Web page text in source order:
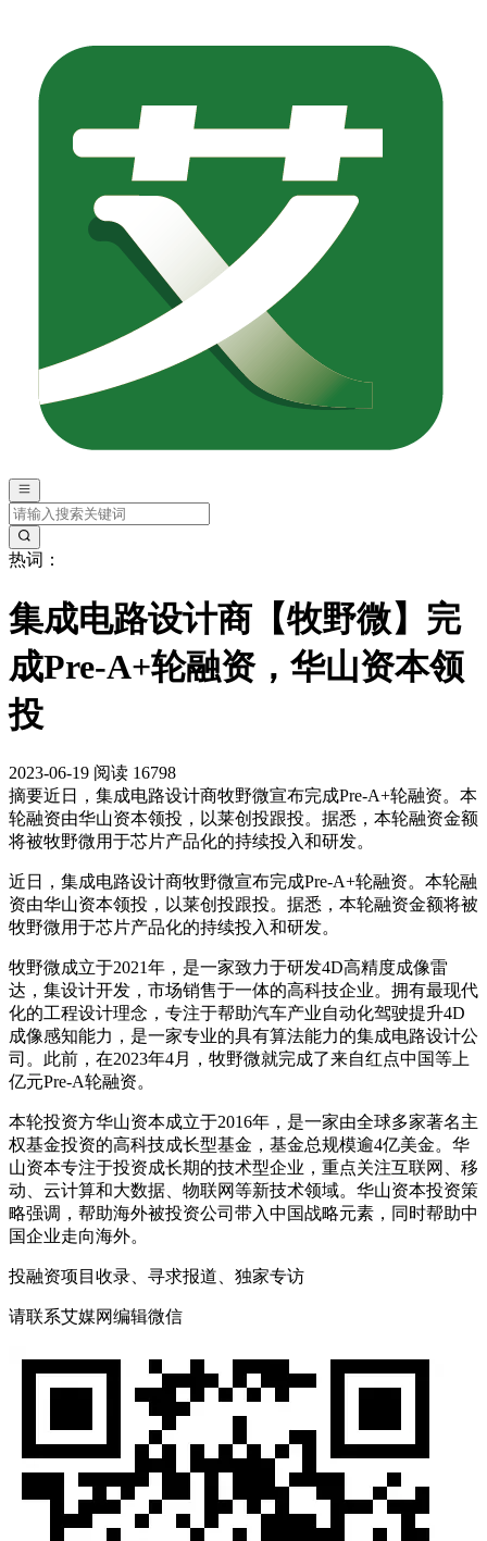
热词：
集成电路设计商【牧野微】完
成Pre-A+轮融资，华山资本领
投
2023-06-19 阅读 16798
摘要近日，集成电路设计商牧野微宣布完成Pre-A+轮融资。本
轮融资由华山资本领投，以莱创投跟投。据悉，本轮融资金额
将被牧野微用于芯片产品化的持续投入和研发。
近日，集成电路设计商牧野微宣布完成Pre-A+轮融资。本轮融
资由华山资本领投，以莱创投跟投。据悉，本轮融资金额将被
牧野微用于芯片产品化的持续投入和研发。
牧野微成立于2021年，是一家致力于研发4D高精度成像雷
达，集设计开发，市场销售于一体的高科技企业。拥有最现代
化的工程设计理念，专注于帮助汽车产业自动化驾驶提升4D
成像感知能力，是一家专业的具有算法能力的集成电路设计公
司。此前，在2023年4月，牧野微就完成了来自红点中国等上
亿元Pre-A轮融资。
本轮投资方华山资本成立于2016年，是一家由全球多家著名主
权基金投资的高科技成长型基金，基金总规模逾4亿美金。华
山资本专注于投资成长期的技术型企业，重点关注互联网、移
动、云计算和大数据、物联网等新技术领域。华山资本投资策
略强调，帮助海外被投资公司带入中国战略元素，同时帮助中
国企业走向海外。
投融资项目收录、寻求报道、独家专访
请联系艾媒网编辑微信